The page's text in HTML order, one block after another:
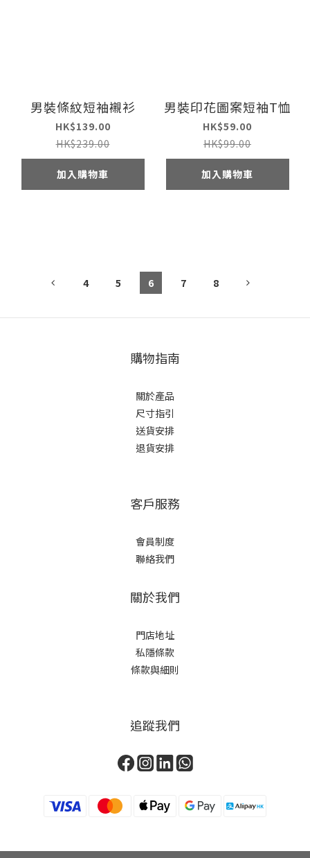
男裝條紋短袖襯衫
HK$139.00
HK$239.00
加入購物車
男裝印花圖案短袖T恤
HK$59.00
HK$99.00
加入購物車
4 5 6 7 8
購物指南
關於產品
尺寸指引
送貨安排
退貨安排
客戶服務
會員制度
聯絡我們
關於我們
門店地址
私隱條款
條款與細則
追蹤我們